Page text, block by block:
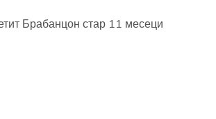
Брабанцон стар 11 месеци